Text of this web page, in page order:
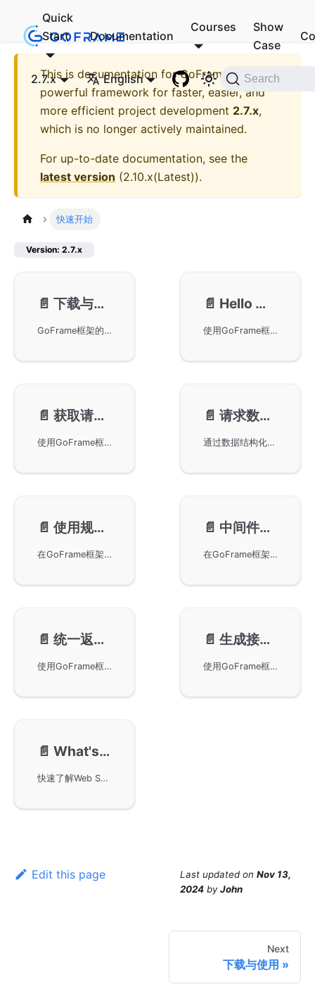
Quick
Start
Documentation
Courses
Show
Case
2.7.x English Search
This is documentation forGoFrame - A
powerful framework for faster, easier, and
more efficient project development 2.7.x,
which is no longer actively maintained.
For up-to-date documentation, see the
latest version (2.10.x(Latest)).
快速开始
Version: 2.7.x
📄️ 下载与使用
GoFrame框架的快速开始指南。GoFrame是一款模块化、低耦合设计的开发框架，包含常用基础组件和开发工具，适用于完整业务项目和独立组件库。内容涵盖GoFrame的下载与安装、运行基本操作，并介绍如何开发简易Web Server接口应用。
📄️ Hello World
使用GoFrame框架构建一个简单的Hello World Web Server。GoFrame是一款模块化的Go语言框架，提供方便的Web服务器构建方式。本文详细解析了代码示例，包括Server对象的创建、路由绑定、端口设置及运行结果的解读，为初学者提供了一条快速入门的路径。
📄️ 获取请求参数
使用GoFrame框架在Web Server中获取客户端提交的请求参数，重点讲解通过r.Get方法处理Query String、Form和Body等HTTP方法提交的参数。学习内容包括参数默认值处理及参数类型自动识别。通过示例代码详细展示如何在GoFrame中接收和处理参数，并对常见问题进行分析，为后续章节对参数对象的结构化处理奠定基础。
📄️ 请求数据结构
通过数据结构化解决参数名称硬编码问题，介绍了如何定义请求对象以接收客户端参数，通过GoFrame框架实现参数映射与校验，提高代码可维护性。同时，示例程序展示了避免冗余校验逻辑的方法，探讨了更简洁的解决方案。
📄️ 使用规范路由
在GoFrame框架中使用规范路由，以简化路由注册，聚焦业务逻辑。通过定义请求和响应的数据结构，标准化路由注册，并使用对象化的方式管理路由，提升代码的可维护性。提供了完整的示例代码和执行结果指导读者在实际项目中应用。
📄️ 中间件初试用
在GoFrame框架中使用中间件来拦截请求和返回结果，通过前置和后置中间件实现自定义的处理逻辑。示例代码展示了如何定义错误处理中间件，并在路由中绑定。中间件使得请求错误处理和输出格式统一化变得灵活且强大。
📄️ 统一返回结构
使用GoFrame框架统一接口返回结构，以JSON格式返回数据，定义接口数据结构和路由回调函数，使用中间件处理执行结果，并提供完整的示例代码。通过这些方法，可以在业务项目中实现统一的数据格式封装，简化接口文档的生成和维护过程。
📄️ 生成接口文档
使用GoFrame框架，可以轻松生成标准化的接口文档。本文介绍了如何通过完善接口定义，结合OpenAPIv3协议和Swagger UI，自动生成和展示接口文档。在代码示例中详细讲解了接口的数据结构定义、路由中间件的设置以及如何使用GoFrame框架特性优化接口文档生成过程。
📄️ What's Next
快速了解Web Server接口的开发流程和特性，通过查看开发手册章节解决疑惑。GoFrame是低耦合、模块化设计的框架，各模块设计独立，文档独立编写。社区提供入门视频教程，后续将使用GoFrame框架项目脚手架开发完整业务项目。
Edit this page Last updated on Nov 13,
2024 byJohn
Next
下载与使用